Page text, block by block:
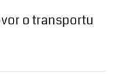
o transportu